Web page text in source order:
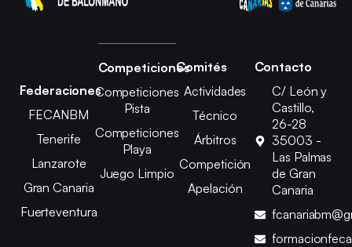
Federaciones
FECANBM
Tenerife
Lanzarote
Gran Canaria
Fuerteventura
Competiciones
Competiciones
Pista
Competiciones
Playa
Juego Limpio
Comités
Actividades
Técnico
Árbitros
Competición
Apelación
Contacto
C/ León y
Castillo,
26-28
35003 -
Las Palmas
de Gran
Canaria